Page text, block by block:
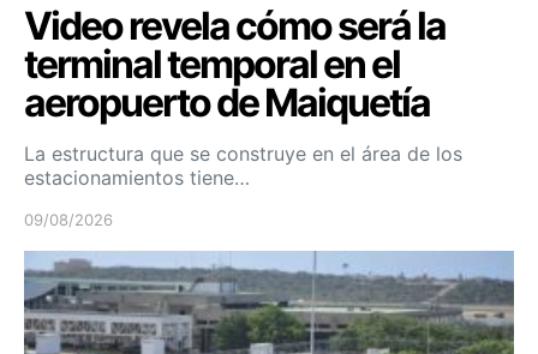
Video revela cómo será la
terminal temporal en el
aeropuerto de Maiquetía
La estructura que se construye en el área de los
estacionamientos tiene…
09/08/2026